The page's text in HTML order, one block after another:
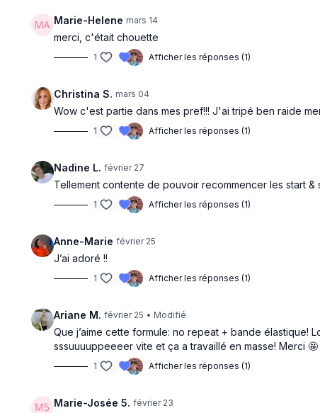
Marie-Helene mars 14
merci, c'était chouette
1 Afficher les réponses (1)
Christina S. mars 04
Wow c'est partie dans mes pref!!! J'ai tripé ben raide
1 Afficher les réponses (1)
Nadine L. février 27
Tellement contente de pouvoir recommencer les start
1 Afficher les réponses (1)
Anne-Marie février 25
J’ai adoré !!
1 Afficher les réponses (1)
Ariane M. février 25 • Modifié
Que j’aime cette formule: no repeat + bande élastique!
sssuuuuppeeeer vite et ça a travaillé en masse! Merci 🤩
1 Afficher les réponses (1)
Marie-Josée 5. février 23